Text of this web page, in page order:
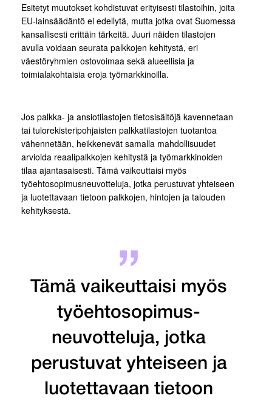
Esitetyt muutokset kohdistuvat erityisesti tilastoihin, joita
EU-lainsäädäntö ei edellytä, mutta jotka ovat Suomessa
kansallisesti erittäin tärkeitä. Juuri näiden tilastojen
avulla voidaan seurata palkkojen kehitystä, eri
väestöryhmien ostovoimaa sekä alueellisia ja
toimialakohtaisia eroja työmarkkinoilla.
Jos palkka- ja ansiotilastojen tietosisältöjä kavennetaan
tai tulorekisteripohjaisten palkkatilastojen tuotantoa
vähennetään, heikkenevät samalla mahdollisuudet
arvioida reaalipalkkojen kehitystä ja työmarkkinoiden
tilaa ajantasaisesti. Tämä vaikeuttaisi myös
työehtosopimusneuvotteluja, jotka perustuvat yhteiseen
ja luotettavaan tietoon palkkojen, hintojen ja talouden
kehityksestä.
Tämä vaikeuttaisi myös
työehtosopimus­
neuvotteluja, jotka
perustuvat yhteiseen ja
luotettavaan tietoon